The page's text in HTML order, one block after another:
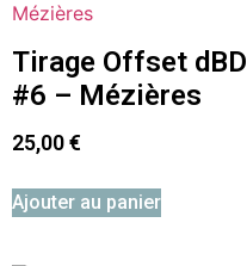
Tirage Offset dBD
#6 – Mézières
25,00€
Ajouter au panier